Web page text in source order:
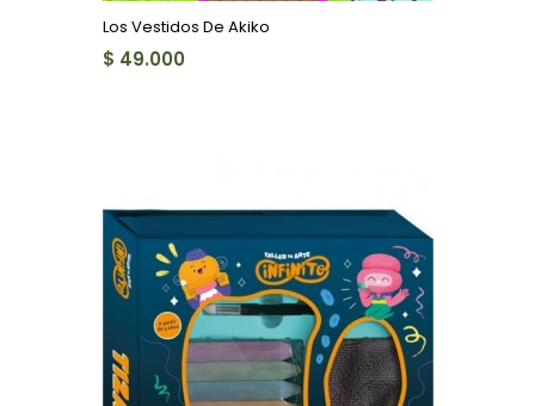
Los Vestidos De Akiko
$ 49.000